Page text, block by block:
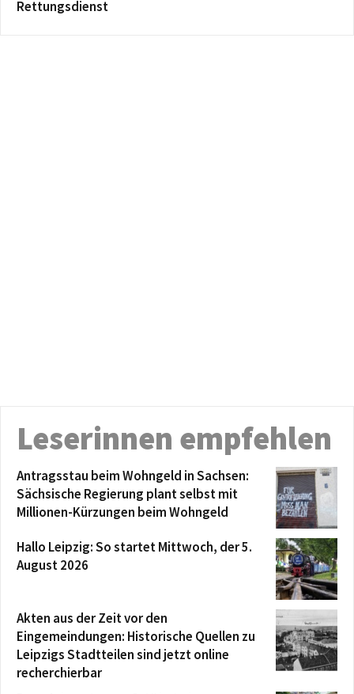
Rettungsdienst
Leserinnen empfehlen
Antragsstau beim Wohngeld in Sachsen:
Sächsische Regierung plant selbst mit
Millionen-Kürzungen beim Wohngeld
Hallo Leipzig: So startet Mittwoch, der 5.
August 2026
Akten aus der Zeit vor den
Eingemeindungen: Historische Quellen zu
Leipzigs Stadtteilen sind jetzt online
recherchierbar